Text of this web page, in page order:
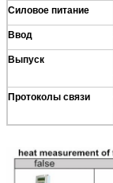
Силовое питание
Ввод
Выпуск
Протоколы связи